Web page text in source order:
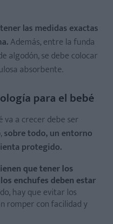
las medidas exactas
Además, entre la funda
algodón, se debe colocar
absorbente.
para el bebé
va a crecer debe ser
sobre todo, un entorno
protegido.
que tener los
enchufes deben estar
hay que evitar los
romper con facilidad y